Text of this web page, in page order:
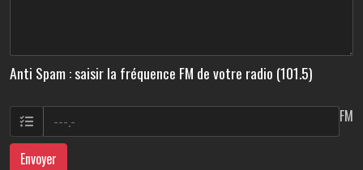
Anti Spam : saisir la fréquence FM de votre radio (101.5)
FM
Envoyer